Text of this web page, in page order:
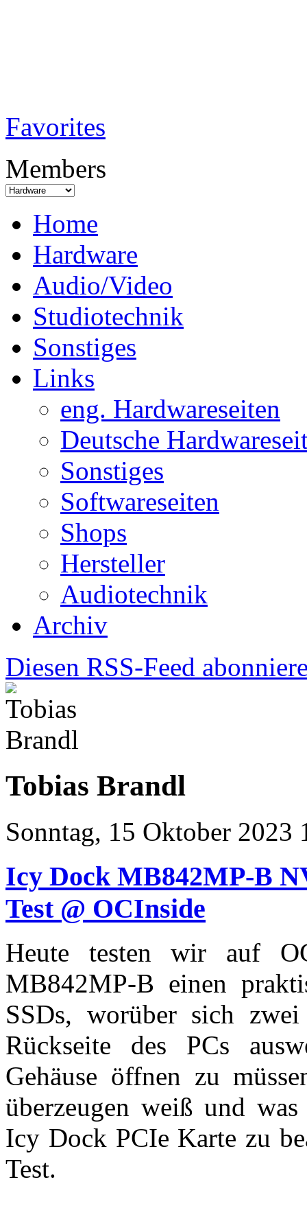
Favorites
Members
Home
Hardware
Audio/Video
Studiotechnik
Sonstiges
Links
eng. Hardwareseiten
Deutsche
Sonstiges
Softwareseiten
Shops
Hersteller
Audiotechnik
Archiv
Diesen RSS-Feed
Tobias Brandl
Sonntag, 15 Oktober 2023
Icy Dock MB842MP-B
Test @ OCInside
Heute testen wir auf
MB842MP-B einen
SSDs, worüber sich
Rückseite des PCs
Gehäuse öffnen zu
überzeugen weiß und
Icy Dock PCIe Karte zu
Test.